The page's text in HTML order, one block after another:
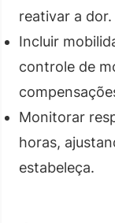
reativar a dor.
Incluir
controle de
Monitorar
horas,
estabeleça.